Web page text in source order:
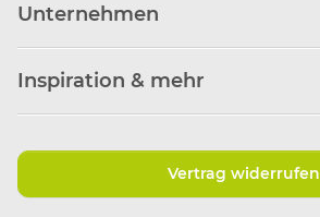
Unternehmen
Inspiration & mehr
Vertrag widerrufen